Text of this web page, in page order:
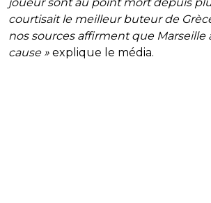
courtisait le meilleur buteur de
nos sources affirment que
cause » explique le média.